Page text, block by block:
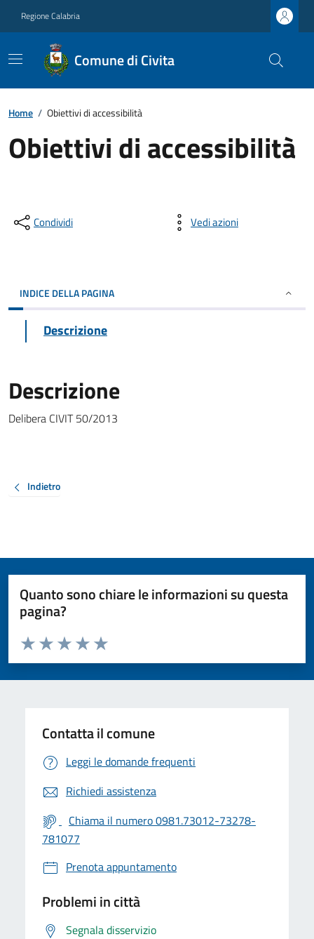
Regione Calabria
Comune di Civita
Home / Obiettivi di accessibilità
Obiettivi di accessibilità
Condividi Vedi azioni
INDICE DELLA PAGINA
Descrizione
Descrizione
Delibera CIVIT 50/2013
Indietro
Quanto sono chiare le informazioni su questa
pagina?
Valuta da 1 a 5 stelle la pagina
Valuta 5 stelle su 5
Valuta 4 stelle su 5
Valuta 3 stelle su 5
Valuta 2 stelle su 5
Valuta 1 stelle su 5
Contatta il comune
Leggi le domande frequenti
Richiedi assistenza
Chiama il numero 0981.73012-73278-
781077
Prenota appuntamento
Problemi in città
Segnala disservizio